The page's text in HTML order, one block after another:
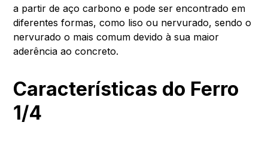
a partir de aço carbono e pode ser encontrado em
diferentes formas, como liso ou nervurado, sendo o
nervurado o mais comum devido à sua maior
aderência ao concreto.
Características do Ferro
1/4